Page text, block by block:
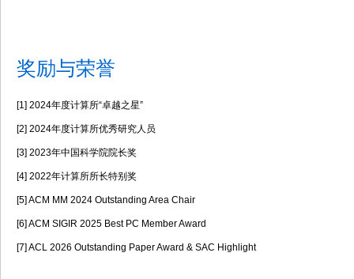
奖励与荣誉
[1] 2024年度计算所“卓越之星”
[2] 2024年度计算所优秀研究人员
[3] 2023年中国科学院院长奖
[4] 2022年计算所所长特别奖
[5] ACM MM 2024 Outstanding Area Chair
[6] ACM SIGIR 2025 Best PC Member Award
[7] ACL 2026 Outstanding Paper Award & SAC Highlight